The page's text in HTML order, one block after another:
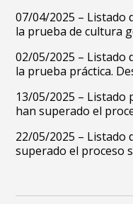
07/04/2025 – Listado
la prueba de cultura
02/05/2025 – Listado
la prueba práctica.
13/05/2025 – Listado
han superado el
22/05/2025 – Listado
superado el proceso